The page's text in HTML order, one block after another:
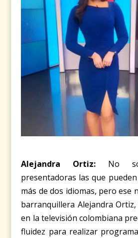
Alejandra Ortiz: No
presentadoras las que
más de dos idiomas, pero ese
barranquillera Alejandra
en la televisión colombiana
fluidez para realizar